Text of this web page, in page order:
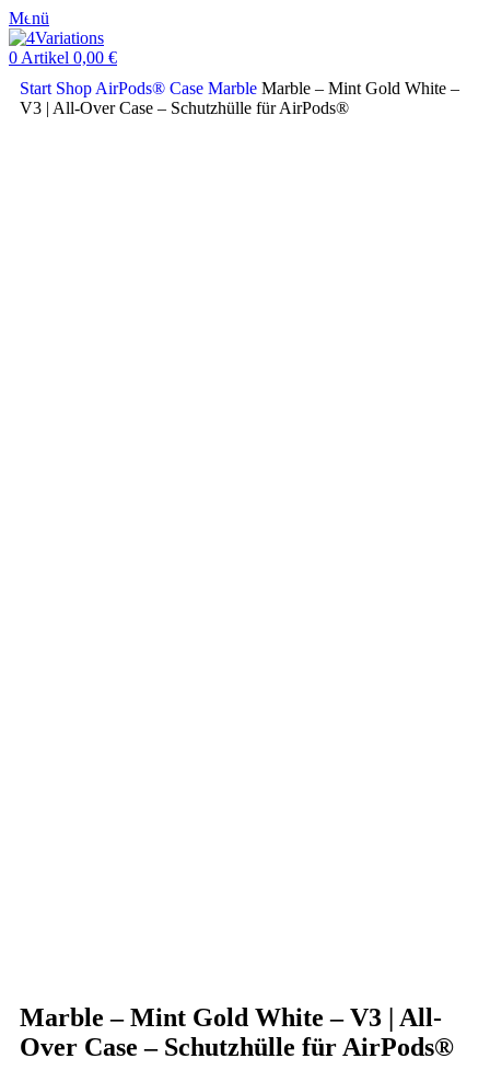
Menü
0 Artikel 0,00 €
Start Shop AirPods® Case Marble Marble – Mint Gold White –
V3 | All-Over Case – Schutzhülle für AirPods®
Marble – Mint Gold White – V3 | All-
Over Case – Schutzhülle für AirPods®